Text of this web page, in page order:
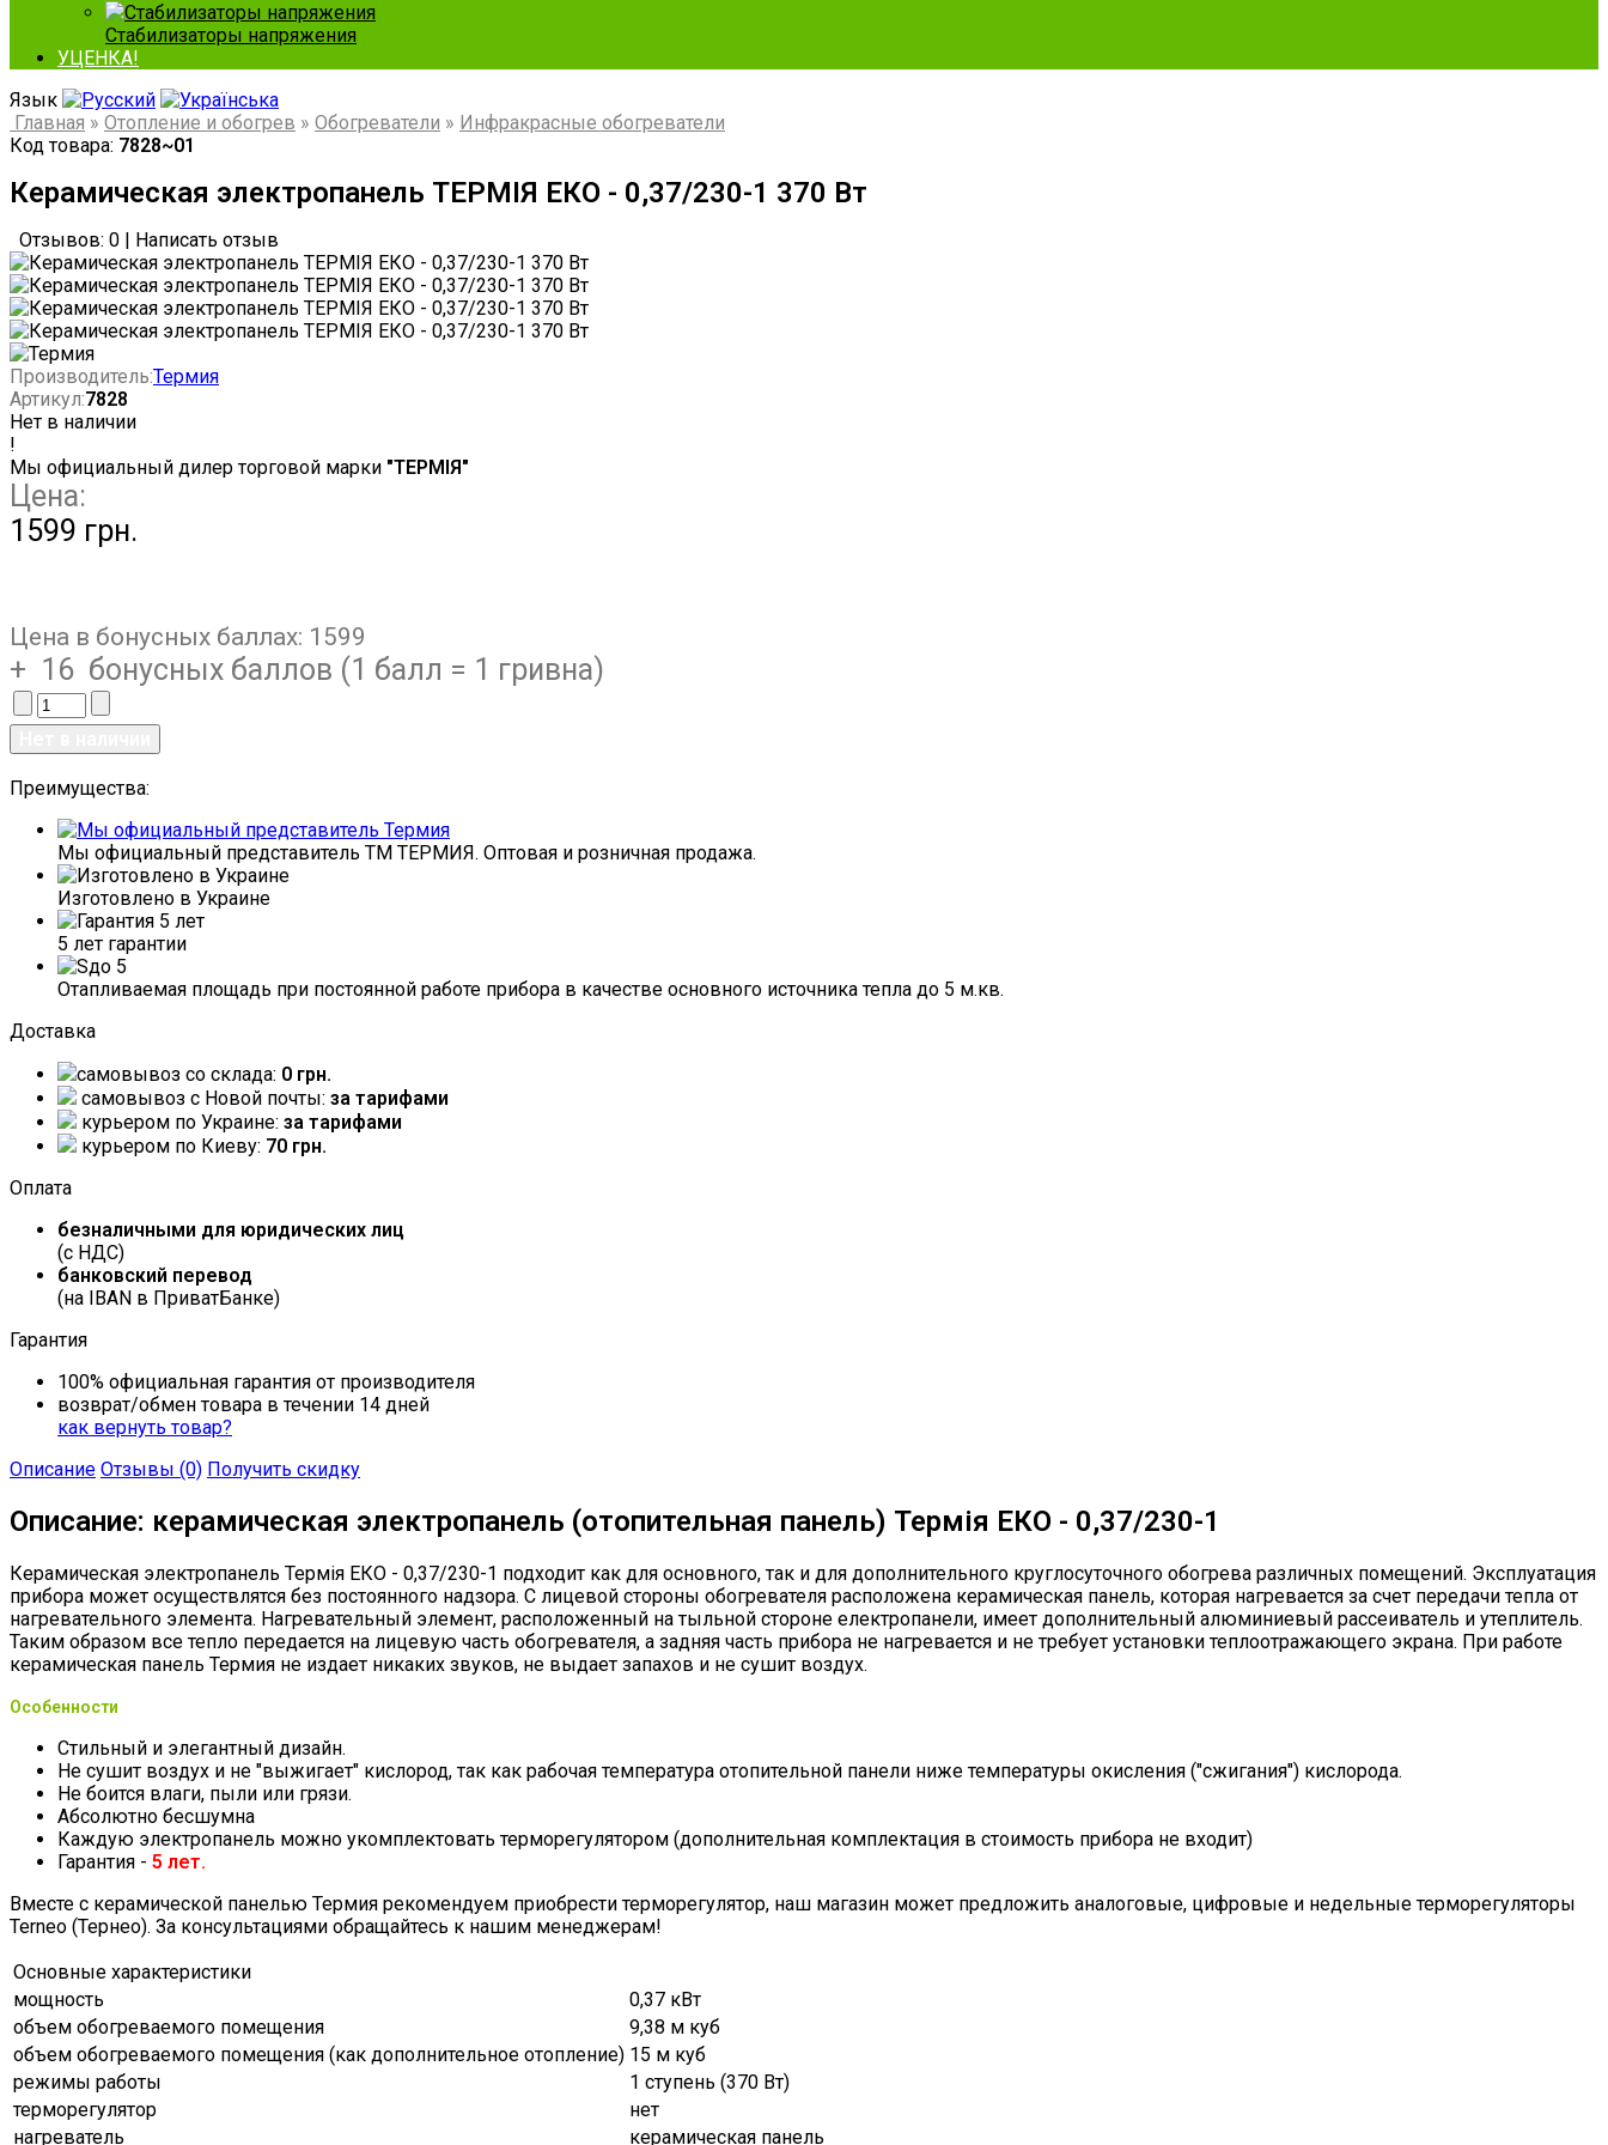
Стабилизаторы напряжения
УЦЕНКА!
Язык
Главная » Отопление и обогрев » Обогреватели » Инфракрасные обогреватели
Код товара: 7828~01
Керамическая электропанель ТЕРМІЯ ЕКО - 0,37/230-1 370 Вт
Отзывов: 0 Написать отзыв
Производитель:Термия
Артикул:7828
Нет в наличии
!
Мы официальный дилер торговой марки "ТЕРМІЯ"
Цена:
1599 грн.
Цена в бонусных баллах: 1599
+ 16 бонусных баллов (1 балл = 1 гривна)
Преимущества:
Мы официальный представитель ТМ ТЕРМИЯ. Оптовая и розничная продажа.
Изготовлено в Украине
5 лет гарантии
Отапливаемая площадь при постоянной работе прибора в качестве основного источника тепла до 5 м.кв.
Доставка
самовывоз со склада: 0 грн.
самовывоз c Новой почты: за тарифами
курьером по Украине: за тарифами
курьером по Киеву: 70 грн.
Оплата
безналичными для юридических лиц
(с НДС)
банковский перевод
(на IBAN в ПриватБанке)
Гарантия
100% официальная гарантия от производителя
возврат/обмен товара в течении 14 дней
как вернуть товар?
Описание Отзывы (0) Получить скидку
Описание: керамическая электропанель (отопительная панель) Термія ЕКО - 0,37/230-1
Керамическая электропанель Термія ЕКО - 0,37/230-1 подходит как для основного, так и для дополнительного круглосуточного обогрева различных помещений. Эксплуатация
прибора может осуществлятся без постоянного надзора. С лицевой стороны обогревателя расположена керамическая панель, которая нагревается за счет передачи тепла от
нагревательного элемента. Нагревательный элемент, расположенный на тыльной стороне електропанели, имеет дополнительный алюминиевый рассеиватель и утеплитель.
Таким образом все тепло передается на лицевую часть обогревателя, а задняя часть прибора не нагревается и не требует установки теплоотражающего экрана. При работе
керамическая панель Термия не издает никаких звуков, не выдает запахов и не сушит воздух.
Особенности
Стильный и элегантный дизайн.
Не сушит воздух и не "выжигает" кислород, так как рабочая температура отопительной панели ниже температуры окисления ("сжигания") кислорода.
Не боится влаги, пыли или грязи.
Абсолютно бесшумна
Каждую электропанель можно укомплектовать терморегулятором (дополнительная комплектация в стоимость прибора не входит)
Гарантия - 5 лет.
Вместе с керамической панелью Термия рекомендуем приобрести терморегулятор, наш магазин может предложить аналоговые, цифровые и недельные терморегуляторы
Terneo (Тернео). За консультациями обращайтесь к нашим менеджерам!
Основные характеристики
мощность
0,37 кВт
объем обогреваемого помещения
9,38 м куб
объем обогреваемого помещения (как дополнительное отопление) 15 м куб
режимы работы
1 ступень (370 Вт)
терморегулятор
нет
нагреватель
керамическая панель